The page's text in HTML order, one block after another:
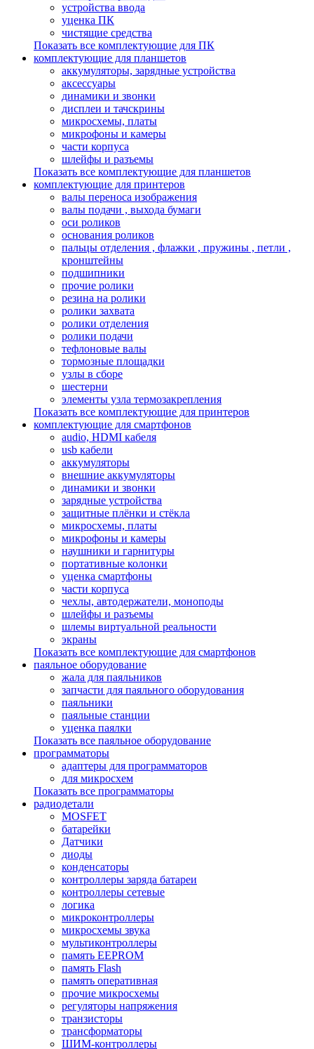
устройства ввода
уценка ПК
чистящие средства
Показать все комплектующие для ПК
комплектующие для планшетов
аккумуляторы, зарядные устройства
аксессуары
динамики и звонки
дисплеи и тачскрины
микросхемы, платы
микрофоны и камеры
части корпуса
шлейфы и разъемы
Показать все комплектующие для планшетов
комплектующие для принтеров
валы переноса изображения
валы подачи , выхода бумаги
оси роликов
основания роликов
пальцы отделения , флажки , пружины , петли ,
кронштейны
подшипники
прочие ролики
резина на ролики
ролики захвата
ролики отделения
ролики подачи
тефлоновые валы
тормозные площадки
узлы в сборе
шестерни
элементы узла термозакрепления
Показать все комплектующие для принтеров
комплектующие для смартфонов
audio, HDMI кабеля
usb кабели
аккумуляторы
внешние аккумуляторы
динамики и звонки
зарядные устройства
защитные плёнки и стёкла
микросхемы, платы
микрофоны и камеры
наушники и гарнитуры
портативные колонки
уценка смартфоны
части корпуса
чехлы, автодержатели, моноподы
шлейфы и разъемы
шлемы виртуальной реальности
экраны
Показать все комплектующие для смартфонов
паяльное оборудование
жала для паяльников
запчасти для паяльного оборудования
паяльники
паяльные станции
уценка паялки
Показать все паяльное оборудование
программаторы
адаптеры для программаторов
для микросхем
Показать все программаторы
радиодетали
MOSFET
батарейки
Датчики
диоды
конденсаторы
контроллеры заряда батареи
контроллеры сетевые
логика
микроконтроллеры
микросхемы звука
мультиконтроллеры
память EEPROM
память Flash
память оперативная
прочие микросхемы
регуляторы напряжения
транзисторы
трансформаторы
ШИМ-контроллеры